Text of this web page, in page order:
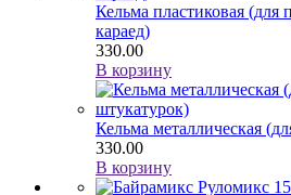
Кельма пластиковая (для
караед)
330.00
В корзину
Кельма металлическая
330.00
В корзину